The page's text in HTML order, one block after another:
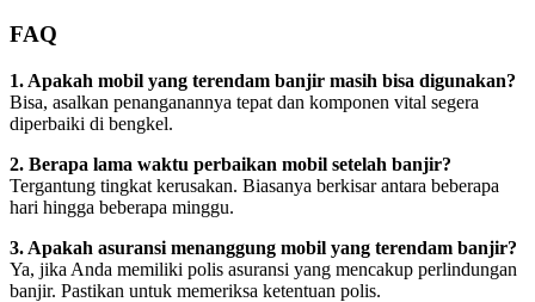
FAQ
1. Apakah mobil yang terendam banjir masih bisa digunakan?
Bisa, asalkan penanganannya tepat dan komponen vital segera
diperbaiki di bengkel.
2. Berapa lama waktu perbaikan mobil setelah banjir?
Tergantung tingkat kerusakan. Biasanya berkisar antara beberapa
hari hingga beberapa minggu.
3. Apakah asuransi menanggung mobil yang terendam banjir?
Ya, jika Anda memiliki polis asuransi yang mencakup perlindungan
banjir. Pastikan untuk memeriksa ketentuan polis.